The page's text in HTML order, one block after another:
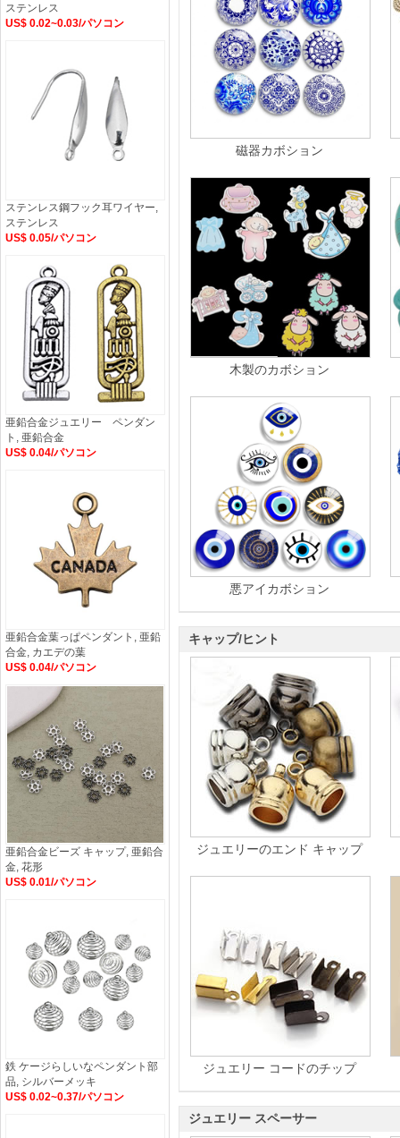
磁器カボション
木製のカボション
悪アイカボション
キャップ/ヒント
ジュエリーのエンド キャップ
ジュエリー コードのチップ
ジュエリー スペーサー
ステンレス
US$ 0.02~0.03/パソコン
ステンレス鋼フック耳ワイヤー,
ステンレス
US$ 0.05/パソコン
亜鉛合金ジュエリー ペンダン
ト, 亜鉛合金
US$ 0.04/パソコン
亜鉛合金葉っぱペンダント, 亜鉛
合金, カエデの葉
US$ 0.04/パソコン
亜鉛合金ビーズ キャップ, 亜鉛合
金, 花形
US$ 0.01/パソコン
鉄 ケージらしいなペンダント部
品, シルバーメッキ
US$ 0.02~0.37/パソコン